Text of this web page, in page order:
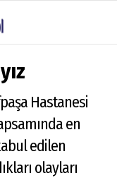
Künye
Çerez
Politikası
Hastanesi
en
edilen
olayları